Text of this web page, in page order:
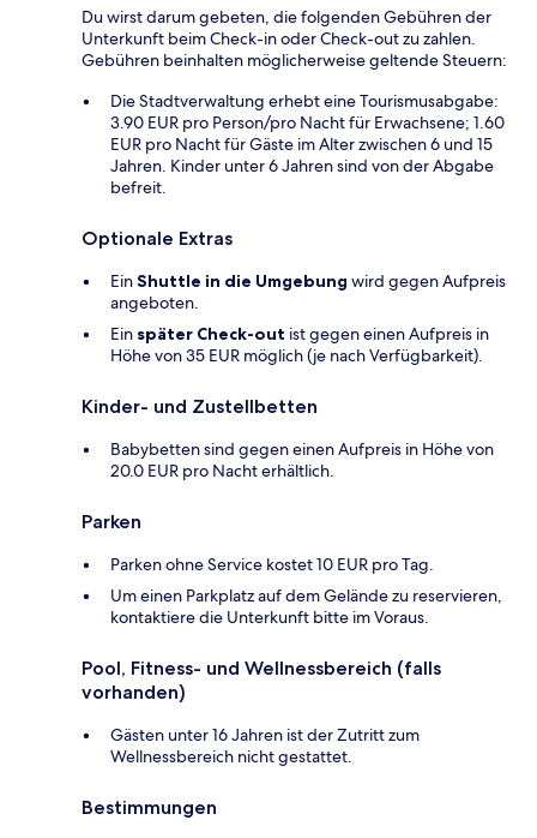
Du wirst darum gebeten, die folgenden Gebühren der
Unterkunft beim Check-in oder Check-out zu zahlen.
Gebühren beinhalten möglicherweise geltende Steuern:
Die Stadtverwaltung erhebt eine Tourismusabgabe:
3.90 EUR pro Person/pro Nacht für Erwachsene; 1.60
EUR pro Nacht für Gäste im Alter zwischen 6 und 15
Jahren. Kinder unter 6 Jahren sind von der Abgabe
befreit.
Optionale Extras
EinShuttle in die Umgebung wird gegen Aufpreis
angeboten.
Ein später Check-out ist gegen einen Aufpreis in
Höhe von 35 EUR möglich (je nach Verfügbarkeit).
Kinder- und Zustellbetten
Babybetten sind gegen einen Aufpreis in Höhe von
20.0 EUR pro Nacht erhältlich.
Parken
Parken ohne Service kostet 10 EUR pro Tag.
Um einen Parkplatz auf dem Gelände zu reservieren,
kontaktiere die Unterkunft bitte im Voraus.
Pool, Fitness- und Wellnessbereich (falls
vorhanden)
Gästen unter 16 Jahren ist der Zutritt zum
Wellnessbereich nicht gestattet.
Bestimmungen